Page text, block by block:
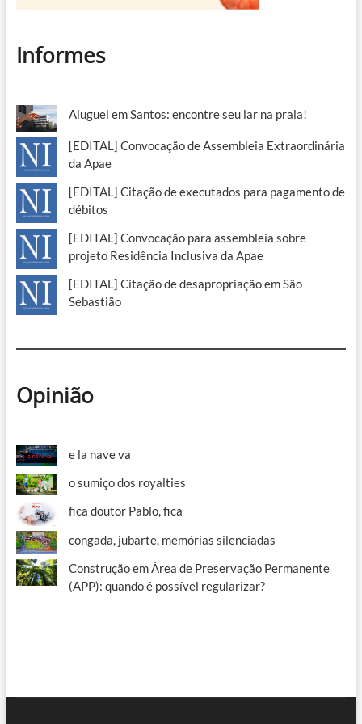
Informes
Aluguel em Santos: encontre seu lar na praia!
[EDITAL] Convocação de Assembleia Extraordinária
da Apae
[EDITAL] Citação de executados para pagamento de
débitos
[EDITAL] Convocação para assembleia sobre
projeto Residência Inclusiva da Apae
[EDITAL] Citação de desapropriação em São
Sebastião
Opinião
e la nave va
o sumiço dos royalties
fica doutor Pablo, fica
congada, jubarte, memórias silenciadas
Construção em Área de Preservação Permanente
(APP): quando é possível regularizar?